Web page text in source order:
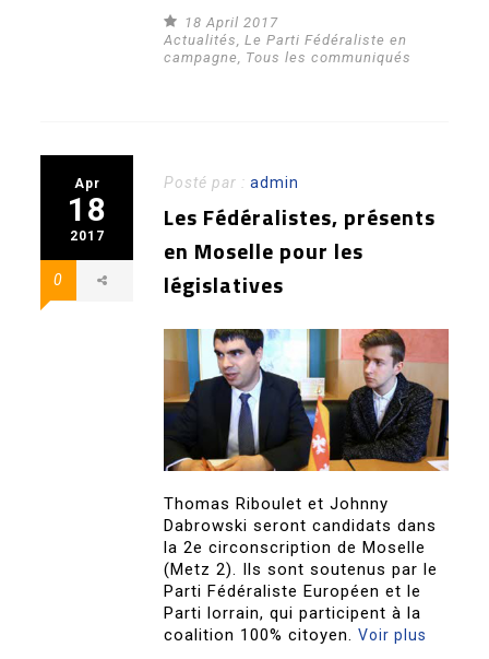
18 April 2017
Actualités ,Le Parti Fédéraliste en
campagne
Tous les communiqués
Apr
18
2017
0
Posté par :admin
Les Fédéralistes, présents
en Moselle pour les
législatives
Thomas Riboulet et Johnny
Dabrowski seront candidats dans
la 2e circonscription de Moselle
(Metz 2). Ils sont soutenus par le
Parti Fédéraliste Européen et le
Parti lorrain, qui participent à la
coalition 100% citoyen.Voir plus